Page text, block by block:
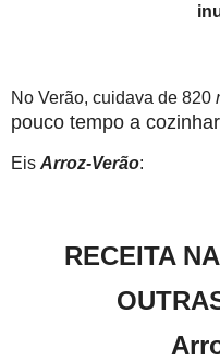
No Verão, cuidava de 820
pouco tempo a
Eis Arroz-Verão:
RECEITA